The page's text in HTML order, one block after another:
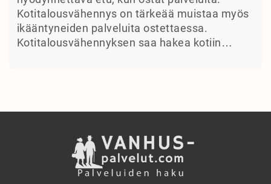
Kotitalousvähennys on tärkeää muistaa myös
ikääntyneiden palveluita ostettaessa.
Kotitalousvähennyksen saa hakea kotiin…